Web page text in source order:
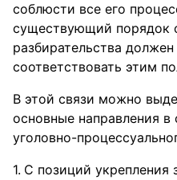
соблюсти все его
существующий порядок
разбирательства
соответствовать этим
В этой связи можно
основные направления
уголовно-
С позиций укрепления